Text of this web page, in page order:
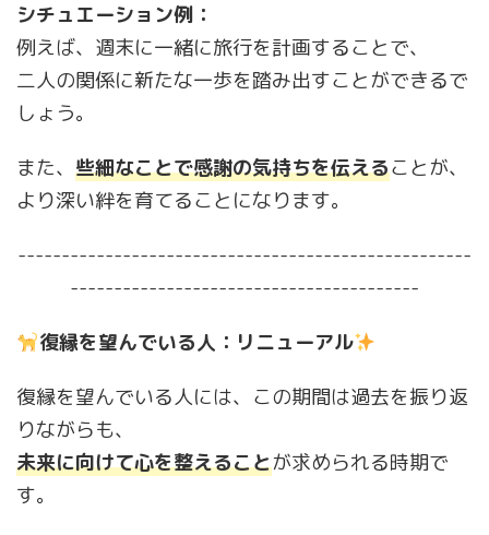
シチュエーション例：
例えば、週末に一緒に旅行を計画することで、
二人の関係に新たな一歩を踏み出すことができるで
しょう。
また、 些細なことで感謝の気持ちを伝えることが、
より深い絆を育てることになります。
----------------------------------------------------
----------------------------------------
復縁を望んでいる人：リニューアル
復縁を望んでいる人には、この期間は過去を振り返
りながらも、
未来に向けて心を整えることが求められる時期で
す。